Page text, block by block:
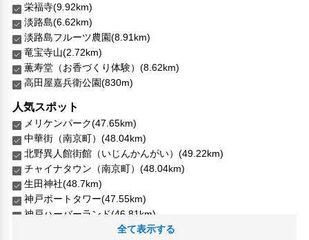
栄福寺(9.92km)
淡路島(6.62km)
淡路島フルーツ農園(8.91km)
竜宝寺山(2.72km)
薫寿堂（お香づくり体験）(8.62km)
高田屋嘉兵衛公園(830m)
人気スポット
メリケンパーク(47.65km)
中華街（南京町）(48.04km)
北野異人館街館（いじんかんがい）(49.22km)
チャイナタウン（南京町）(48.04km)
生田神社(48.7km)
神戸ポートタワー(47.55km)
神戸ハーバーランド(46.81km)
神戸三宮センター街(48.79km)
全て表示する